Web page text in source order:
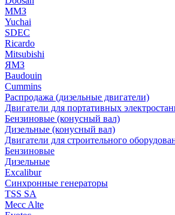
ММЗ
Yuchai
SDEC
Ricardo
Mitsubishi
ЯМЗ
Baudouin
Cummins
Распродажа (дизельные двигатели)
Двигатели для портативных
Бензиновые (конусный вал)
Дизельные (конусный вал)
Двигатели для строительного
Бензиновые
Дизельные
Excalibur
Синхронные генераторы
TSS SA
Mecc Alte